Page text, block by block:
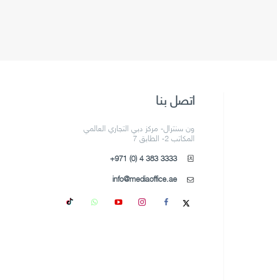
اتصل بنا
ون سنترال- مركز دبي التجاري العالمي
المكاتب 2- الطابق 7
+971 (0) 4 383 3333
info@mediaoffice.ae